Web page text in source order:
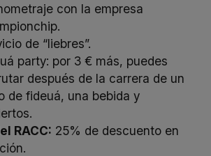
con la empresa
de “liebres”.
party: por 3 € más, puedes
después de la carrera de un
de fideuá, una bebida y
RACC: 25% de descuento en